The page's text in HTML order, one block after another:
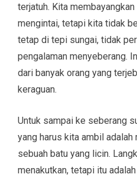
terjatuh. Kita
mengintai, tetapi kita tidak
tetap di tepi sungai, tidak
pengalaman menyeberang.
dari banyak orang yang
keraguan.
Untuk sampai ke seberang
yang harus kita ambil adalah
sebuah batu yang licin.
menakutkan, tetapi itu